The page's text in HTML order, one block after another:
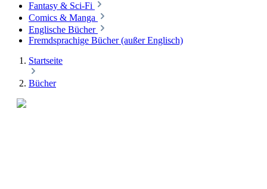
Fantasy & Sci-Fi
Comics & Manga
Englische Bücher
Fremdsprachige Bücher (außer Englisch)
Startseite
Bücher